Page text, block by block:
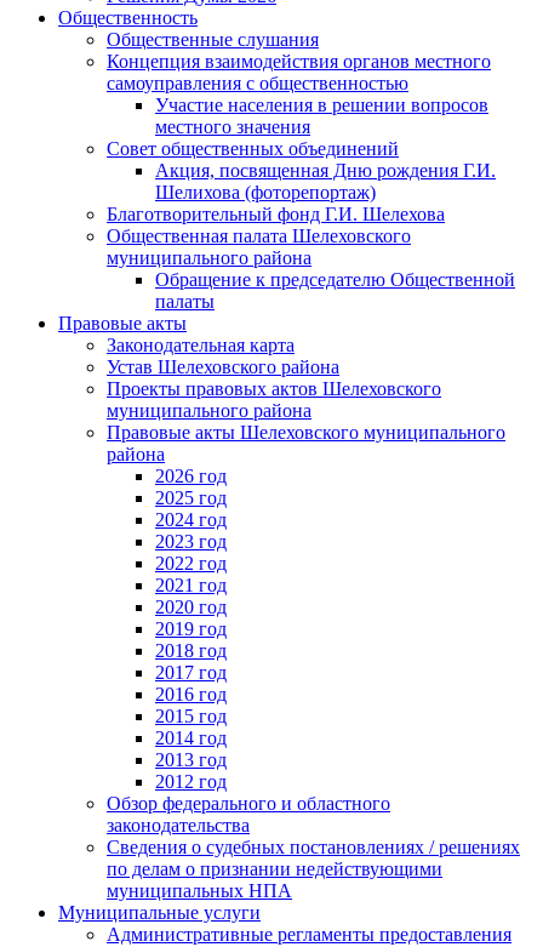
Общественность
Общественные слушания
Концепция взаимодействия органов местного
самоуправления с общественностью
Участие населения в решении вопросов
местного значения
Совет общественных объединений
Акция, посвященная Дню рождения Г.И.
Шелихова (фоторепортаж)
Благотворительный фонд Г.И. Шелехова
Общественная палата Шелеховского
муниципального района
Обращение к председателю Общественной
палаты
Правовые акты
Законодательная карта
Устав Шелеховского района
Проекты правовых актов Шелеховского
муниципального района
Правовые акты Шелеховского муниципального
района
2026 год
2025 год
2024 год
2023 год
2022 год
2021 год
2020 год
2019 год
2018 год
2017 год
2016 год
2015 год
2014 год
2013 год
2012 год
Обзор федерального и областного
законодательства
Сведения о судебных постановлениях / решениях
по делам о признании недействующими
муниципальных НПА
Муниципальные услуги
Административные регламенты предоставления